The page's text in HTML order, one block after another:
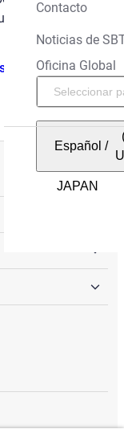
Contacto
Noticias de
Oficina Global
Español /